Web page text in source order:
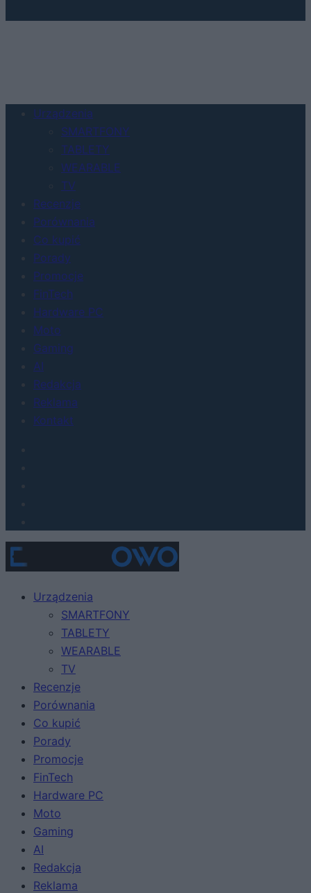
Urządzenia
SMARTFONY
TABLETY
WEARABLE
TV
Recenzje
Porównania
Co kupić
Porady
Promocje
FinTech
Hardware PC
Moto
Gaming
AI
Redakcja
Reklama
Kontakt
Urządzenia
SMARTFONY
TABLETY
WEARABLE
TV
Recenzje
Porównania
Co kupić
Porady
Promocje
FinTech
Hardware PC
Moto
Gaming
AI
Redakcja
Reklama